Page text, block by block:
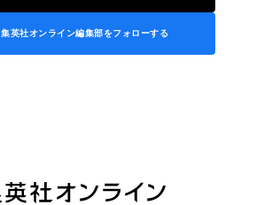
集英社オンライン編集部をフォローする